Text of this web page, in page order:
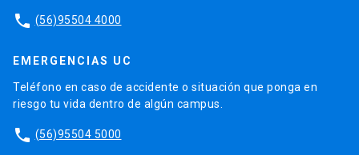
phone (56)95504 4000
EMERGENCIAS UC
Teléfono en caso de accidente o situación que ponga en
riesgo tu vida dentro de algún campus.
phone (56)95504 5000